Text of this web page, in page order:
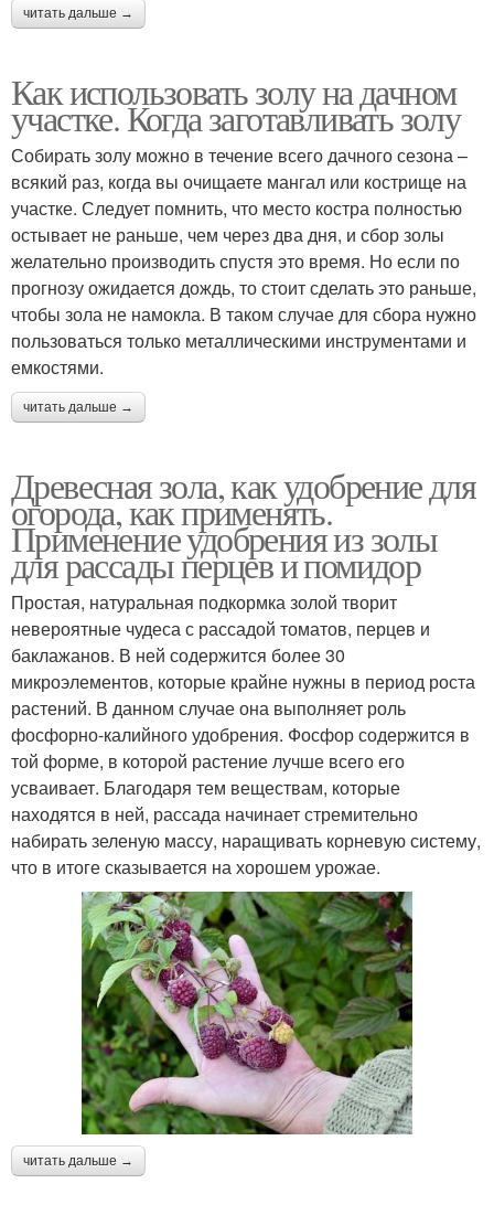
читать дальше →
Как использовать золу на дачном
участке. Когда заготавливать золу
Собирать золу можно в течение всего дачного сезона –
всякий раз, когда вы очищаете мангал или кострище на
участке. Следует помнить, что место костра полностью
остывает не раньше, чем через два дня, и сбор золы
желательно производить спустя это время. Но если по
прогнозу ожидается дождь, то стоит сделать это раньше,
чтобы зола не намокла. В таком случае для сбора нужно
пользоваться только металлическими инструментами и
емкостями.
читать дальше →
Древесная зола, как удобрение для
огорода, как применять.
Применение удобрения из золы
для рассады перцев и помидор
Простая, натуральная подкормка золой творит
невероятные чудеса с рассадой томатов, перцев и
баклажанов. В ней содержится более 30
микроэлементов, которые крайне нужны в период роста
растений. В данном случае она выполняет роль
фосфорно-калийного удобрения. Фосфор содержится в
той форме, в которой растение лучше всего его
усваивает. Благодаря тем веществам, которые
находятся в ней, рассада начинает стремительно
набирать зеленую массу, наращивать корневую систему,
что в итоге сказывается на хорошем урожае.
читать дальше →